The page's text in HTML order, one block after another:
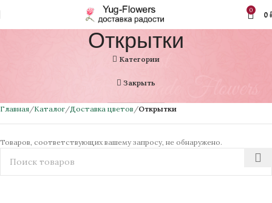
0 0
Открытки
Категории
Закрыть
Главная Каталог Доставка цветов Открытки
Товаров, соответствующих вашему запросу, не обнаружено.